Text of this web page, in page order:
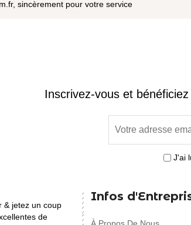
sincèrement pour votre service
Inscrivez-vous et
J'ai
& jetez un coup
de
Infos